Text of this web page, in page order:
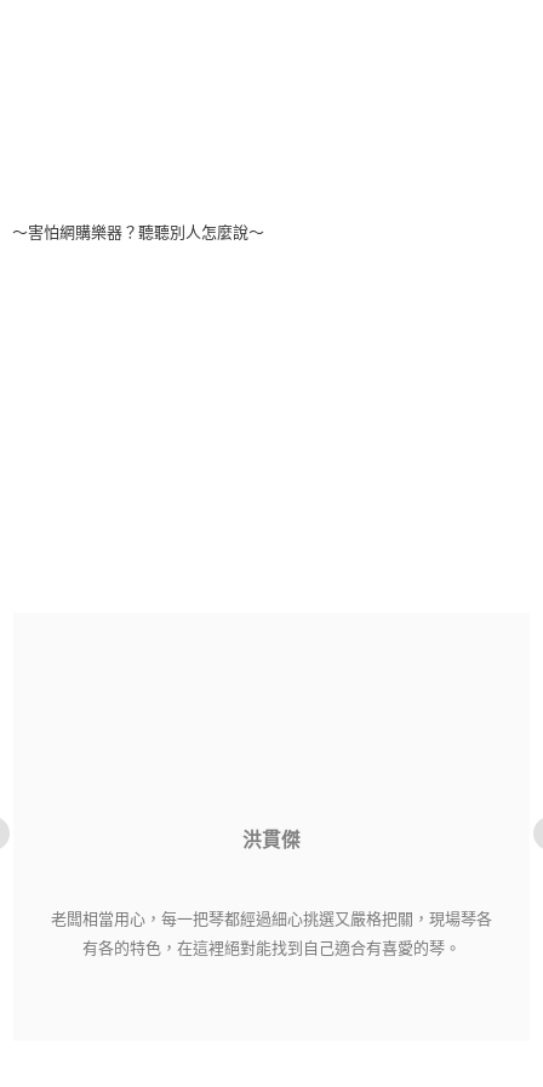
～害怕網購樂器？聽聽別人怎麼說～
洪貫傑
老闆相當用心，每一把琴都經過細心挑選又嚴格把關，現場琴各
有各的特色，在這裡絕對能找到自己適合有喜愛的琴。